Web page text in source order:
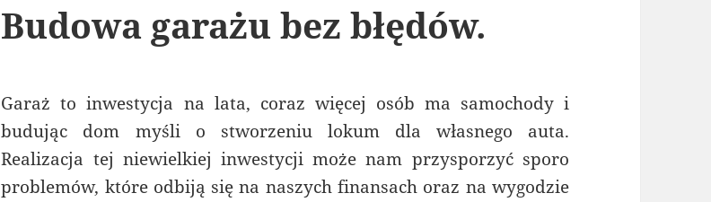
Budowa garażu bez błędów.
Garaż to inwestycja na lata, coraz więcej osób ma samochody i
budując dom myśli o stworzeniu lokum dla własnego auta.
Realizacja tej niewielkiej inwestycji może nam przysporzyć sporo
problemów, które odbiją się na naszych finansach oraz na wygodzie